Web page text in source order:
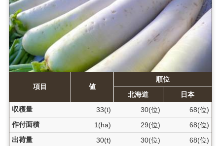
項目 値
順位
北海道
日本
収穫量
33(t) 30(位)
68(位)
作付面積
1(ha) 29(位)
68(位)
出荷量
30(t) 30(位) 68(位)